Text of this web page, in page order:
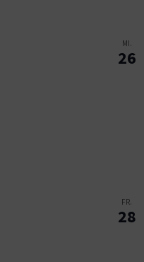
MI.
26
FR.
28